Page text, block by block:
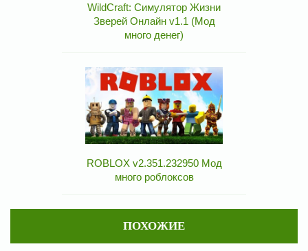
WildCraft: Симулятор Жизни
Зверей Онлайн v1.1 (Мод
много денег)
ROBLOX v2.351.232950 Мод
много роблоксов
ПОХОЖИЕ